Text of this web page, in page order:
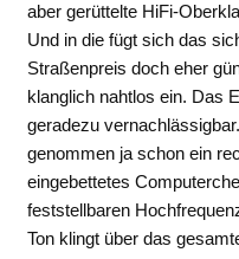
aber gerüttelte HiFi-
Und in die fügt sich das
Straßenpreis doch eher
klanglich nahtlos ein. Das
geradezu
genommen ja schon ein
eingebettetes
feststellbaren
Ton klingt über das